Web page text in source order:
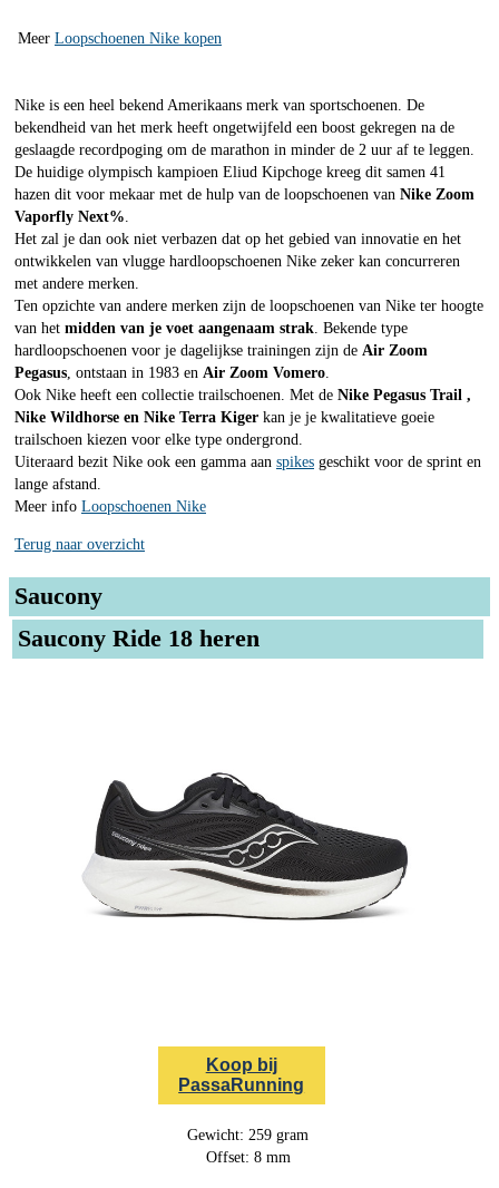
Meer Loopschoenen Nike kopen
Nike is een heel bekend Amerikaans merk van sportschoenen. De
bekendheid van het merk heeft ongetwijfeld een boost gekregen na de
geslaagde recordpoging om de marathon in minder de 2 uur af te leggen.
De huidige olympisch kampioen Eliud Kipchoge kreeg dit samen 41
hazen dit voor mekaar met de hulp van de loopschoenen van Nike Zoom
Vaporfly Next%
Het zal je dan ook niet verbazen dat op het gebied van innovatie en het
ontwikkelen van vlugge hardloopschoenen Nike zeker kan concurreren
met andere merken.
Ten opzichte van andere merken zijn de loopschoenen van Nike ter hoogte
van het midden van je voet aangenaam strak . Bekende type
hardloopschoenen voor je dagelijkse trainingen zijn de Air Zoom
Pegasus , ontstaan in 1983 en Air Zoom Vomero
Ook Nike heeft een collectie trailschoenen. Met de Nike Pegasus Trail ,
Nike Wildhorse en Nike Terra Kiger kan je je kwalitatieve goeie
trailschoen kiezen voor elke type ondergrond.
Uiteraard bezit Nike ook een gamma aan spikes geschikt voor de sprint en
lange afstand.
Meer info Loopschoenen Nike
Terug naar overzicht
Saucony
Saucony Ride 18 heren
Koop bij
PassaRunning
Gewicht: 259 gram
Offset: 8 mm